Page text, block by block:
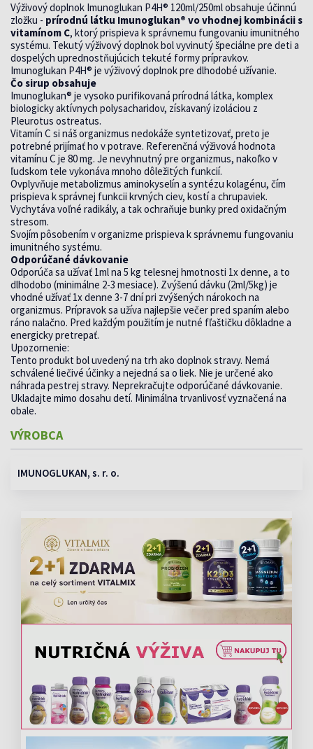
Výživový doplnok Imunoglukan P4H® 120ml/250ml obsahuje účinnú
zložku - prírodnú látku Imunoglukan® vo vhodnej kombinácii s
vitamínom C, ktorý prispieva k správnemu fungovaniu imunitného
systému. Tekutý výživový doplnok bol vyvinutý špeciálne pre deti a
dospelých uprednostňujúcich tekuté formy prípravkov.
Imunoglukan P4H® je výživový doplnok pre dlhodobé užívanie.
Čo sirup obsahuje
Imunoglukan® je vysoko purifikovaná prírodná látka, komplex
biologicky aktívnych polysacharidov, získavaný izoláciou z
Pleurotus ostreatus.
Vitamín C si náš organizmus nedokáže syntetizovať, preto je
potrebné prijímať ho v potrave. Referenčná výživová hodnota
vitamínu C je 80 mg. Je nevyhnutný pre organizmus, nakoľko v
ľudskom tele vykonáva mnoho dôležitých funkcií.
Ovplyvňuje metabolizmus aminokyselín a syntézu kolagénu, čím
prispieva k správnej funkcii krvných ciev, kostí a chrupaviek.
Vychytáva voľné radikály, a tak ochraňuje bunky pred oxidačným
stresom.
Svojím pôsobením v organizme prispieva k správnemu fungovaniu
imunitného systému.
Odporúčané dávkovanie
Odporúča sa užívať 1ml na 5 kg telesnej hmotnosti 1x denne, a to
dlhodobo (minimálne 2-3 mesiace). Zvýšenú dávku (2ml/5kg) je
vhodné užívať 1x denne 3-7 dní pri zvýšených nárokoch na
organizmus. Prípravok sa užíva najlepšie večer pred spaním alebo
ráno nalačno. Pred každým použitím je nutné fľaštičku dôkladne a
energicky pretrepať.
Upozornenie:
Tento produkt bol uvedený na trh ako doplnok stravy. Nemá
schválené liečivé účinky a nejedná sa o liek. Nie je určené ako
náhrada pestrej stravy. Neprekračujte odporúčané dávkovanie.
Ukladajte mimo dosahu detí. Minimálna trvanlivosť vyznačená na
obale.
VÝROBCA
IMUNOGLUKAN, s. r. o.